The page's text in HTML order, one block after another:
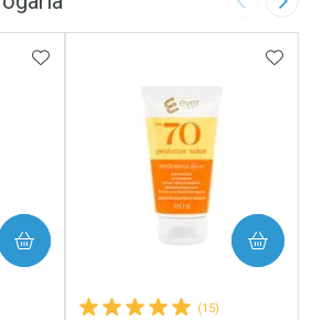
Imagem
ADICIONAR AOS FAVORITOS
(15)
COMPRAR